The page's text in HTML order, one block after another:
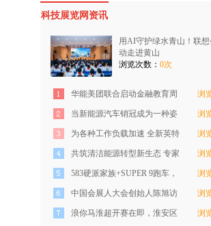
科技展览网资讯
用AI守护绿水青山！联
动走进黄山
浏览次数： 0次
华能美团联合启动金融教育周
守护消费者“
浏
当新能源汽车销冠成为一种姿
态比亚迪将再次
浏
为各种工作负载加速 全新英特
尔至强可扩展
浏
共筑清洁能源转型新生态 专家
代表共探能源
浏
583硬派家族+SUPER 9跑车，
方程豹产品矩阵
浏
中国会展人大会创始人陈旭访
谈:行业"卷"是
浏
浪你马淮超开赛在即，淮安区
浏